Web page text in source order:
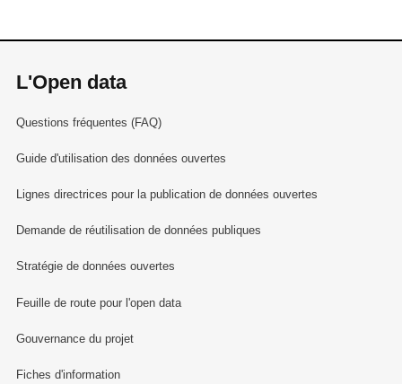
L'Open data
Questions fréquentes (FAQ)
Guide d'utilisation des données ouvertes
Lignes directrices pour la publication de données ouvertes
Demande de réutilisation de données publiques
Stratégie de données ouvertes
Feuille de route pour l'open data
Gouvernance du projet
Fiches d'information